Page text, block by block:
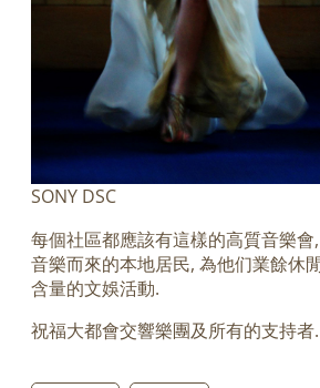
SONY DSC
每個社區都應該有這樣的高質音樂
音樂而來的本地居民, 為他们業餘休
含量的文娛活動.
祝福大都會交響樂團及所有的支持者.